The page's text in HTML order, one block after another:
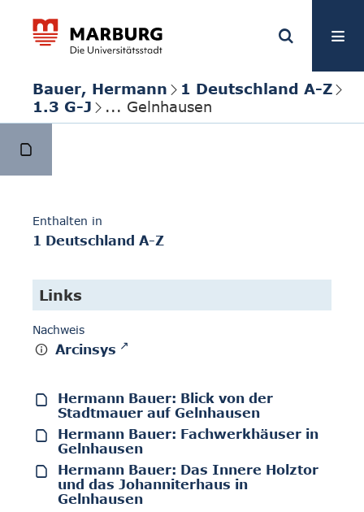
Bauer, Hermann
1 Deutschland A-Z
1.3 G-J
... Gelnhausen
Enthalten in
1 Deutschland A-Z
Links
Nachweis
Arcinsys
Hermann Bauer: Blick von der
Stadtmauer auf Gelnhausen
Hermann Bauer: Fachwerkhäuser in
Gelnhausen
Hermann Bauer: Das Innere Holztor
und das Johanniterhaus in
Gelnhausen